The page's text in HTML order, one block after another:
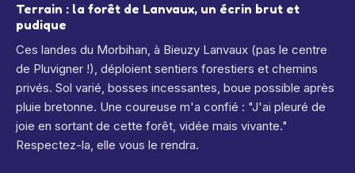
Terrain : la forêt de Lanvaux, un écrin brut et
pudique
Ces landes du Morbihan, à Bieuzy Lanvaux (pas le centre
de Pluvigner !), déploient sentiers forestiers et chemins
privés. Sol varié, bosses incessantes, boue possible après
pluie bretonne. Une coureuse m'a confié : "J'ai pleuré de
joie en sortant de cette forêt, vidée mais vivante."
Respectez-la, elle vous le rendra.